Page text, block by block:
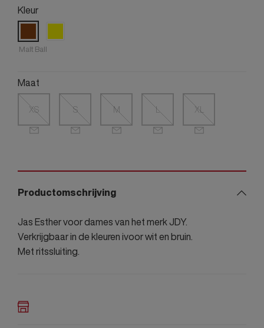
Kleur
Malt Ball
Maat
XS S M L XL
Productomschrijving
Jas Esther voor dames van het merk JDY.
Verkrijgbaar in de kleuren ivoor wit en bruin.
Met ritssluiting.